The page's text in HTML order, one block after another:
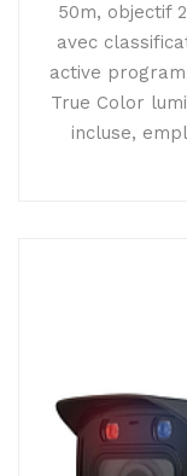
50m, objectif
avec
active
True Color
incluse,